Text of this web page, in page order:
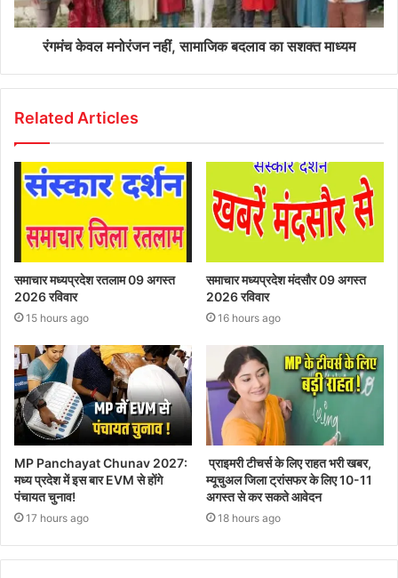
रंगमंच केवल मनोरंजन नहीं, सामाजिक बदलाव का सशक्त माध्यम
Related Articles
समाचार मध्यप्रदेश रतलाम 09 अगस्त
2026 रविवार
15 hours ago
समाचार मध्यप्रदेश मंदसौर 09 अगस्त
2026 रविवार
16 hours ago
MP Panchayat Chunav 2027:
मध्य प्रदेश में इस बार EVM से होंगे
पंचायत चुनाव!
17 hours ago
प्राइमरी टीचर्स के लिए राहत भरी खबर,
म्यूचुअल जिला ट्रांसफर के लिए 10-11
अगस्त से कर सकते आवेदन
18 hours ago